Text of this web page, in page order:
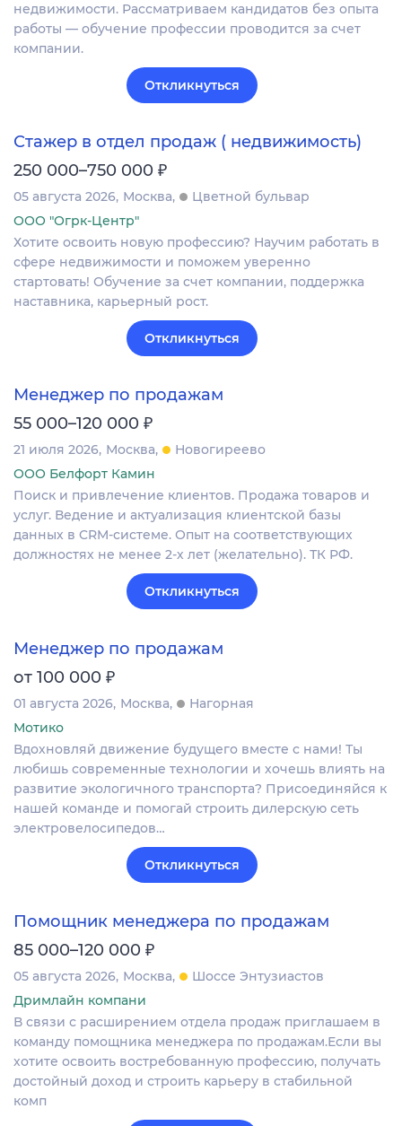
недвижимости. Рассматриваем кандидатов без опыта
работы — обучение профессии проводится за счет
компании.
Откликнуться
Стажер в отдел продаж ( недвижимость)
250 000–750 000 ₽
05 августа 2026 Москва
Цветной бульвар
ООО "Огрк-Центр"
Хотите освоить новую профессию? Научим работать в
сфере недвижимости и поможем уверенно
стартовать! Обучение за счет компании, поддержка
наставника, карьерный рост.
Откликнуться
Менеджер по продажам
55 000–120 000 ₽
21 июля 2026 Москва
Новогиреево
ООО Белфорт Камин
Поиск и привлечение клиентов. Продажа товаров и
услуг. Ведение и актуализация клиентской базы
данных в CRM‐системе. Опыт на соответствующих
должностях не менее 2-х лет (желательно). ТК РФ.
Откликнуться
Менеджер по продажам
от 100 000 ₽
01 августа 2026 Москва
Нагорная
Мотико
Вдохновляй движение будущего вместе с нами! Ты
любишь современные технологии и хочешь влиять на
развитие экологичного транспорта? Присоединяйся к
нашей команде и помогай строить дилерскую сеть
электровелосипедов…
Откликнуться
Помощник менеджера по продажам
85 000–120 000 ₽
05 августа 2026 Москва
Шоссе Энтузиастов
Дримлайн компани
В связи с расширением отдела продаж приглашаем в
команду помощника менеджера по продажам.Если вы
хотите освоить востребованную профессию, получать
достойный доход и строить карьеру в стабильной
комп